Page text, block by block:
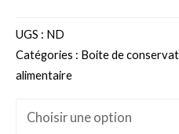
UGS : ND
Catégories : Boite de
alimentaire